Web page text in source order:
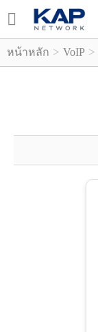
LOGIN
REGISTER
หน้าหลัก > VoIP >